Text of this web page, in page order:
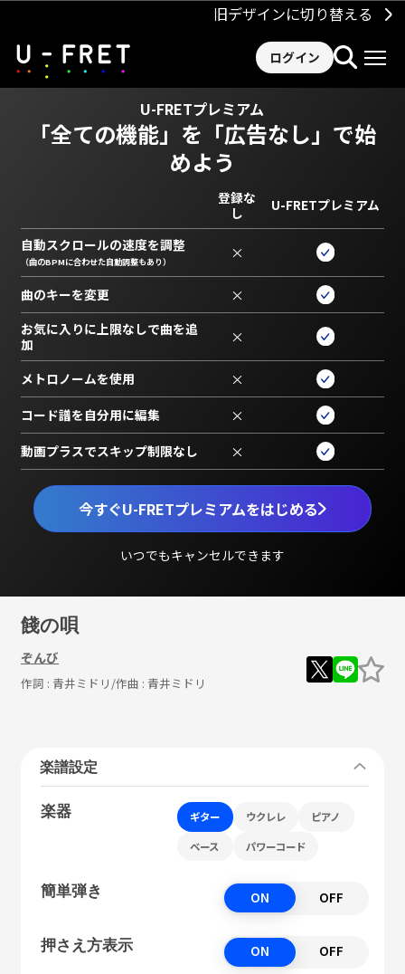
旧デザインに切り替える
ログイン
U-FRETプレミアム
「全ての機能」を 「広告なし」で始
めよう
今すぐU-FRETプレミアムをはじめる
いつでもキャンセルできます
登録な
し
U-FRETプレミアム
自動スクロールの速度を調整
（曲のBPMに合わせた自動調整もあり） ×
曲のキーを変更 ×
お気に入りに上限なしで曲を追
加
×
メトロノームを使用 ×
コード譜を自分用に編集 ×
動画プラスでスキップ制限なし ×
餞の唄
ぞんび
作詞 : 青井ミドリ /作曲 : 青井ミドリ
楽譜設定
楽器 ギター ウクレレ ピアノ
ベース パワーコード
簡単弾き ON OFF
押さえ方表示 ON OFF